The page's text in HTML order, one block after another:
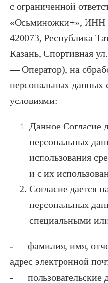
с ограниченной
«Осьминожки+», ИНН
420073, Республика
Казань, Спортивная
— Оператор), на
персональных
условиями:
Данное Согласие
персональных
использования
и с их
Согласие дается
персональных
специальными
- фамилия, имя,
адрес электронной
- пользовательские